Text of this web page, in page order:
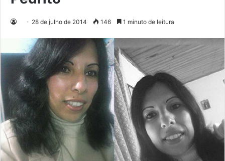
28 de julho de 2014 146 1 minuto de leitura